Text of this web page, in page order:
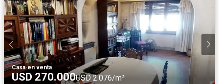
Casa·en venta
USD 270.000USD 2.076/m²